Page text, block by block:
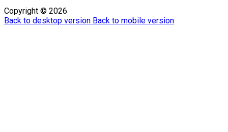
Copyright © 2026
Back to desktop version Back to mobile version